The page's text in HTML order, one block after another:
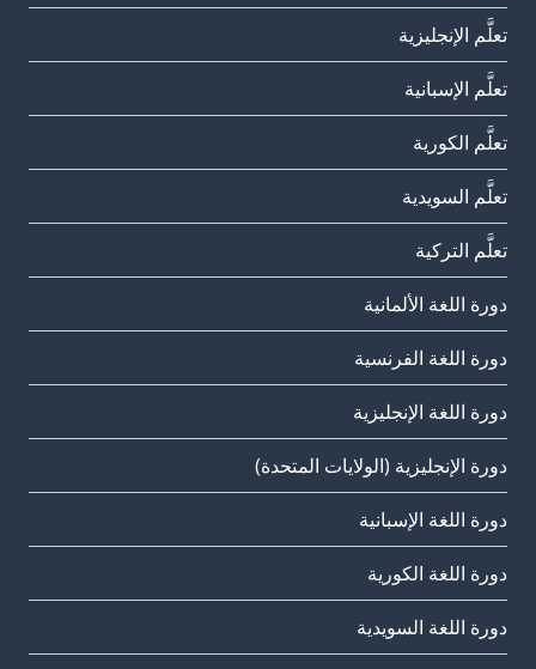
تعلَّم الإنجليزية
تعلَّم الإسبانية
تعلَّم الكورية
تعلَّم السويدية
تعلَّم التركية
دورة اللغة الألمانية
دورة اللغة الفرنسية
دورة اللغة الإنجليزية
دورة الإنجليزية (الولايات المتحدة)
دورة اللغة الإسبانية
دورة اللغة الكورية
دورة اللغة السويدية